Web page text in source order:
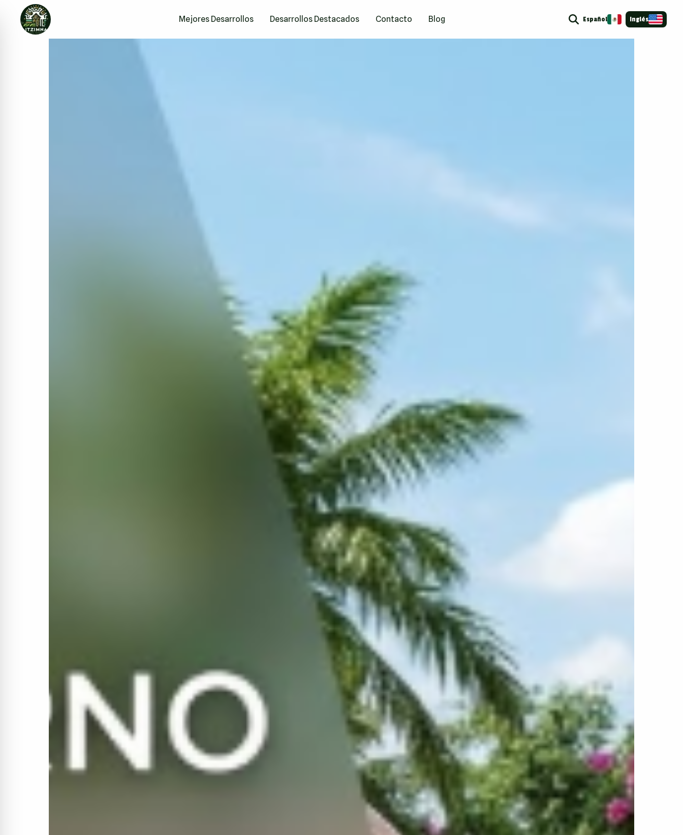
Mejores Desarrollos Desarrollos Destacados Contacto Blog Español Inglés